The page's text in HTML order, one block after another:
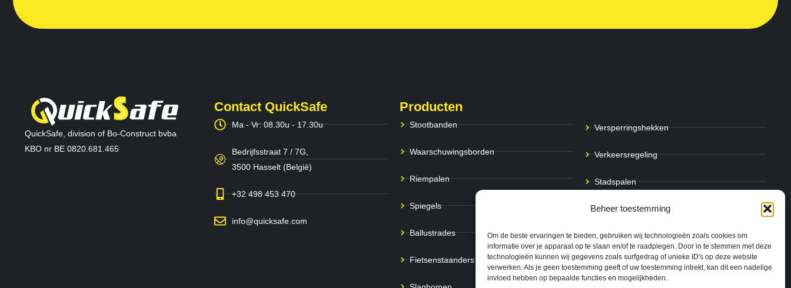
Beheer toestemming
Om de beste ervaringen te bieden, gebruiken wij technologieën zoals cookies om
informatie over je apparaat op te slaan en/of te raadplegen. Door in te stemmen met deze
technologieën kunnen wij gegevens zoals surfgedrag of unieke ID's op deze website
verwerken. Als je geen toestemming geeft of uw toestemming intrekt, kan dit een nadelige
invloed hebben op bepaalde functies en mogelijkheden.
QuickSafe, division of Bo-Construct bvba
KBO nr BE 0820.681.465
Contact QuickSafe
Ma - Vr: 08.30u - 17.30u
Bedrijfsstraat 7 / 7G,
3500 Hasselt (België)
+32 498 453 470
info@quicksafe.com
Producten
Stootbanden
Waarschuwingsborden
Riempalen
Spiegels
Ballustrades
Fietsenstaanders
Versperringshekken
Verkeersregeling
Stadspalen
Afzetpalen
Bodemmarkering
Ram- & Aanrijbeveiliging